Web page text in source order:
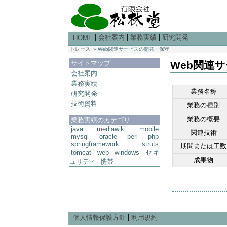
HOME |会社案内 |業務実績 |研究開発
トレース: » Web関連サービスの開発・保守
サイトマップ
会社案内
業務実績
研究開発
技術資料
業務実績のカテゴリ
java
mediawiki
mobile
mysql
oracle perl
php
springframework
struts
tomcat
web windows
セキ
ュリティ
携帯
Web関連
業務名称
業務の種別
業務の概要
関連技術
期間または工数
成果物
個人情報保護方針 |利用規約